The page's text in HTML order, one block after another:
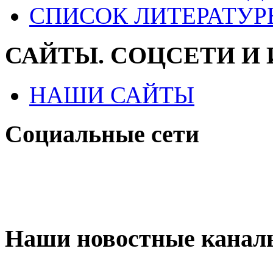
СПИСОК
САЙТЫ. СОЦСЕТИ
НАШИ САЙТЫ
Социальные сети
Наши новостные